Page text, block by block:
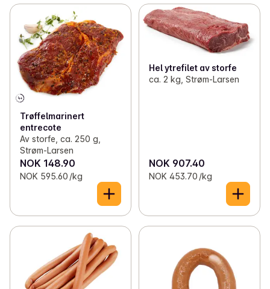
Trøffelmarinert
entrecote
Av storfe, ca. 250 g,
Strøm-Larsen
NOK 148.90
NOK 595.60 /kg
Hel ytrefilet av storfe
ca. 2 kg, Strøm-Larsen
NOK 907.40
NOK 453.70 /kg